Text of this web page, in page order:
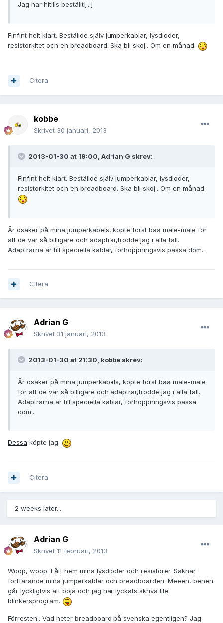
Jag har hitills beställt[...]
Finfint helt klart. Beställde själv jumperkablar, lysdioder,
resistorkitet och en breadboard. Ska bli skoj.. Om en månad.
Citera
kobbe
Skrivet 30 januari, 2013
2013-01-30 at 19:00, Adrian G skrev:
Finfint helt klart. Beställde själv jumperkablar, lysdioder,
resistorkitet och en breadboard. Ska bli skoj.. Om en månad.
Är osäker på mina jumperkabels, köpte först baa male-male för
att de var så billigare och adaptrar,trodde jag i alla fall.
Adaptrarna är till speciella kablar, förhoppningsvis passa dom..
Citera
Adrian G
Skrivet 31 januari, 2013
2013-01-30 at 21:30, kobbe skrev:
Är osäker på mina jumperkabels, köpte först baa male-male
för att de var så billigare och adaptrar,trodde jag i alla fall.
Adaptrarna är till speciella kablar, förhoppningsvis passa
dom..
Dessa köpte jag.
Citera
2 weeks later...
Adrian G
Skrivet 11 februari, 2013
Woop, woop. Fått hem mina lysdioder och resistorer. Saknar
fortfarande mina jumperkablar och breadboarden. Meeen, benen
går lyckligtvis att böja och jag har lyckats skriva lite
blinkersprogram.
Förresten.. Vad heter breadboard på svenska egentligen? Jag